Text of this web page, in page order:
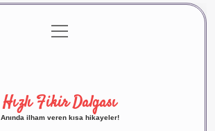
Gizlilik Politikası
menüyü
aç
Hızlı Fikir Dalgası
Anında ilham veren kısa hikayeler!